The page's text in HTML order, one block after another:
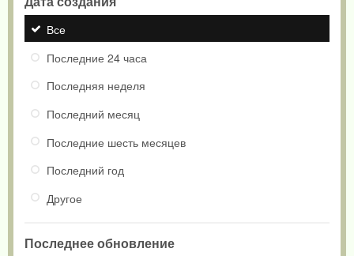
Все
Последние 24 часа
Последняя неделя
Последний месяц
Последние шесть месяцев
Последний год
Другое
Последнее обновление